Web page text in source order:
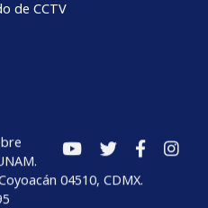
de CCTV
04510, CDMX.